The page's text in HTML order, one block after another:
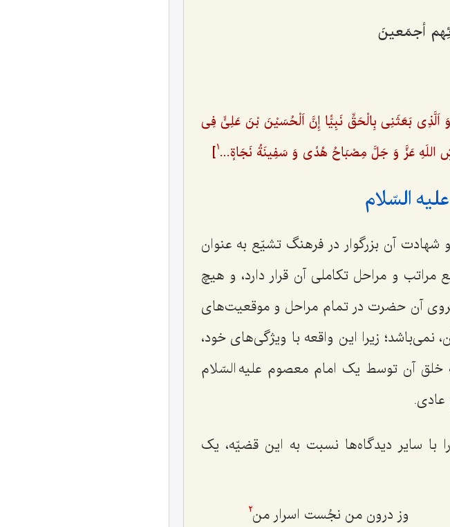
أجمَعینَ‌
اَلَّذِی بَعَثَنِی بِالْحَقِّ نَبِیًّا إِنَّ اَلْحُسَیْنَ بْنَ عَلِیٍّ فِی
اللَهِ عَزَّ وَ جَلَّ مِصْبَاحُ هُدًی وَ سَفِینَةُ نَجَاةٍ...1
]
السّلام
آن بزرگوار در فرهنگ تشیّع به عنوان
و مراحل تکاملی آن قرار دارد، و هیچ
آن حضرت در تمام مراحل و موقعیت‌های
زیرا این واقعه با ویژگی‌های خود،
آن توسط یک امام معصوم علیه السّلام
عادی.
با سایر دیدگاه‌ها نسبت به این قضیّه، یک
وز درون من نجُست اسرار من‌2